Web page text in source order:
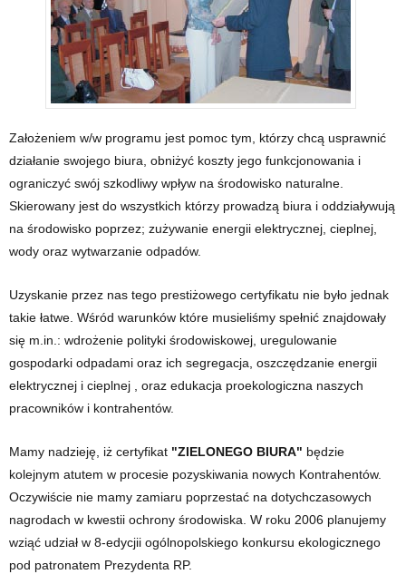
Założeniem w/w programu jest pomoc tym, którzy chcą usprawnić
działanie swojego biura, obniżyć koszty jego funkcjonowania i
ograniczyć swój szkodliwy wpływ na środowisko naturalne.
Skierowany jest do wszystkich którzy prowadzą biura i oddziaływują
na środowisko poprzez; zużywanie energii elektrycznej, cieplnej,
wody oraz wytwarzanie odpadów.
Uzyskanie przez nas tego prestiżowego certyfikatu nie było jednak
takie łatwe. Wśród warunków które musieliśmy spełnić znajdowały
się m.in.: wdrożenie polityki środowiskowej, uregulowanie
gospodarki odpadami oraz ich segregacja, oszczędzanie energii
elektrycznej i cieplnej , oraz edukacja proekologiczna naszych
pracowników i kontrahentów.
Mamy nadzieję, iż certyfikat "ZIELONEGO BIURA" będzie
kolejnym atutem w procesie pozyskiwania nowych Kontrahentów.
Oczywiście nie mamy zamiaru poprzestać na dotychczasowych
nagrodach w kwestii ochrony środowiska. W roku 2006 planujemy
wziąć udział w 8-edycjii ogólnopolskiego konkursu ekologicznego
pod patronatem Prezydenta RP.